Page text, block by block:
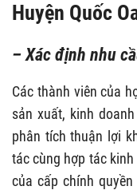
Huyện Quốc
– Xác định nhu
Các thành viên của
sản xuất, kinh
phân tích thuận lợi
tác cùng hợp tác
của cấp chính